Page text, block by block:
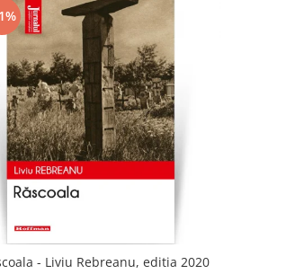
- Liviu Rebreanu, editia 2020